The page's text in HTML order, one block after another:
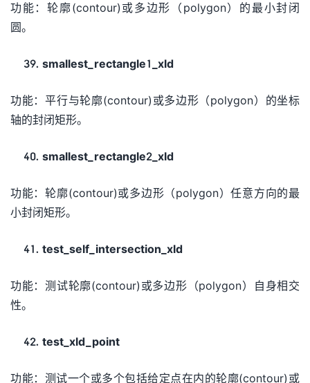
功能：轮廓(contour)或多边形（polygon）的最小封闭
圆。
smallest_rectangle1_xld
功能：平行与轮廓(contour)或多边形（polygon）的坐标
轴的封闭矩形。
smallest_rectangle2_xld
功能：轮廓(contour)或多边形（polygon）任意方向的最
小封闭矩形。
test_self_intersection_xld
功能：测试轮廓(contour)或多边形（polygon）自身相交
性。
test_xld_point
功能：测试一个或多个包括给定点在内的轮廓(contour)或